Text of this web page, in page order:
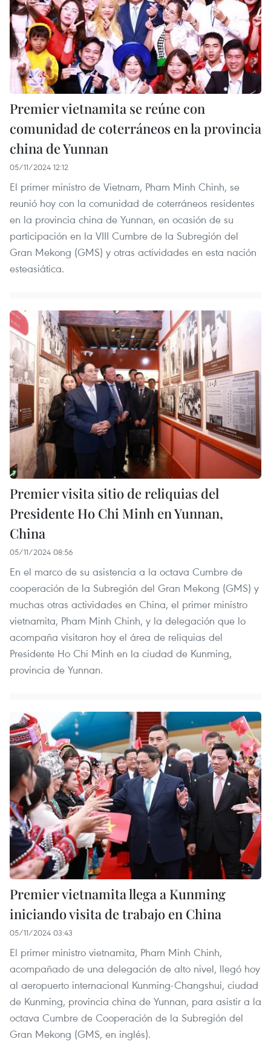
Premier vietnamita se reúne con
comunidad de coterráneos en la provincia
china de Yunnan
05/11/2024 12:12
El primer ministro de Vietnam, Pham Minh Chinh, se
reunió hoy con la comunidad de coterráneos residentes
en la provincia china de Yunnan, en ocasión de su
participación en la VIII Cumbre de la Subregión del
Gran Mekong (GMS) y otras actividades en esta nación
esteasiática.
Premier visita sitio de reliquias del
Presidente Ho Chi Minh en Yunnan,
China
05/11/2024 08:56
En el marco de su asistencia a la octava Cumbre de
cooperación de la Subregión del Gran Mekong (GMS) y
muchas otras actividades en China, el primer ministro
vietnamita, Pham Minh Chinh, y la delegación que lo
acompaña visitaron hoy el área de reliquias del
Presidente Ho Chi Minh en la ciudad de Kunming,
provincia de Yunnan.
Premier vietnamita llega a Kunming
iniciando visita de trabajo en China
05/11/2024 03:43
El primer ministro vietnamita, Pham Minh Chinh,
acompañado de una delegación de alto nivel, llegó hoy
al aeropuerto internacional Kunming-Changshui, ciudad
de Kunming, provincia china de Yunnan, para asistir a la
octava Cumbre de Cooperación de la Subregión del
Gran Mekong (GMS, en inglés).